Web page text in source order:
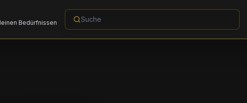
Bedürfnissen